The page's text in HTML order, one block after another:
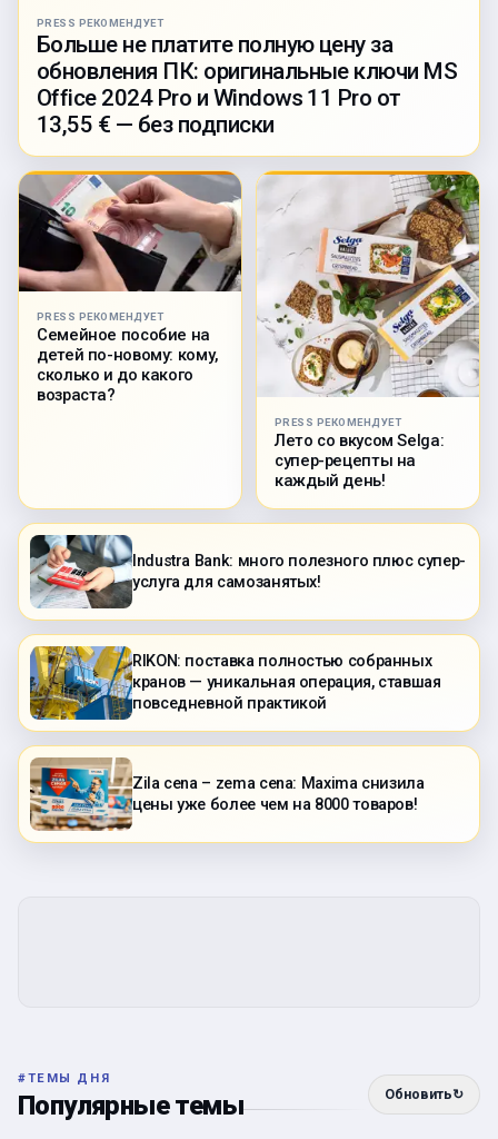
PRESS РЕКОМЕНДУЕТ
Больше не платите полную цену за
обновления ПК: оригинальные ключи MS
Office 2024 Pro и Windows 11 Pro от
13,55 € — без подписки
PRESS РЕКОМЕНДУЕТ
Семейное пособие на
детей по-новому: кому,
сколько и до какого
возраста?
PRESS РЕКОМЕНДУЕТ
Лето со вкусом Selga:
супер-рецепты на
каждый день!
Industra Bank: много полезного плюс супер-
услуга для самозанятых!
RIKON: поставка полностью собранных
кранов — уникальная операция, ставшая
повседневной практикой
Zila cena – zema cena: Maxima снизила
цены уже более чем на 8000 товаров!
#ТЕМЫ ДНЯ
Популярные темы Обновить↻